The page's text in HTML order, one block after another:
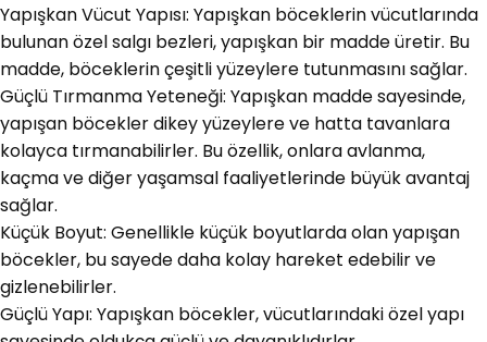
Yapışkan Vücut Yapısı: Yapışkan böceklerin vücutlarında
bulunan özel salgı bezleri, yapışkan bir madde üretir. Bu
madde, böceklerin çeşitli yüzeylere tutunmasını sağlar.
Güçlü Tırmanma Yeteneği: Yapışkan madde sayesinde,
yapışan böcekler dikey yüzeylere ve hatta tavanlara
kolayca tırmanabilirler. Bu özellik, onlara avlanma,
kaçma ve diğer yaşamsal faaliyetlerinde büyük avantaj
sağlar.
Küçük Boyut: Genellikle küçük boyutlarda olan yapışan
böcekler, bu sayede daha kolay hareket edebilir ve
gizlenebilirler.
Güçlü Yapı: Yapışkan böcekler, vücutlarındaki özel yapı